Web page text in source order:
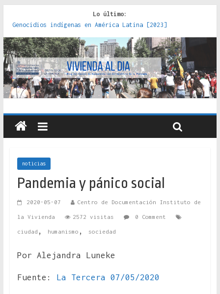
Lo último:
Genocidios indígenas en América Latina [2023]
Estudios sobre la espacialización de los Estados :
políticas, prácticas y representaciones [2022]
Donde el pedernal choca con el acero : hacia una teoría
crítica de las fronteras latinoamericanas [2020]
Criterios técnicos para una vivienda adecuada [2019]
Red de consultorios de la Caja del Seguro Obrero en
Santiago : un patrimonio emblemático [2014]
noticias
Pandemia y pánico social
2020-05-07 Centro de Documentación Instituto de
la Vivienda 2572 visitas 0 Comment
ciudad , humanismo , sociedad
Por Alejandra Luneke
Fuente: La Tercera 07/05/2020